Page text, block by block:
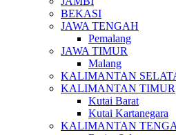
BEKASI
JAWA TENGAH
Pemalang
JAWA TIMUR
Malang
KALIMANTAN
KALIMANTAN TIMUR
Kutai Barat
Kutai Kartanegara
KALIMANTAN